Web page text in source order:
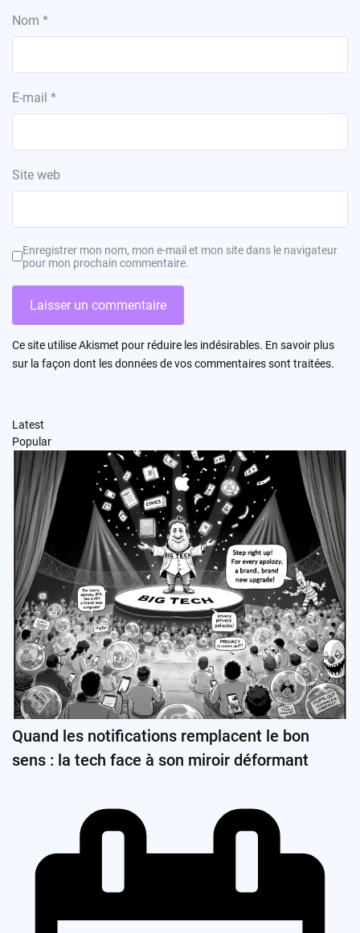
Nom *
E-mail *
Site web
Enregistrer mon nom, mon e-mail et mon site dans le navigateur
pour mon prochain commentaire.
Ce site utilise Akismet pour réduire les indésirables. En savoir plus
sur la façon dont les données de vos commentaires sont traitées.
Latest
Popular
Quand les notifications remplacent le bon
sens : la tech face à son miroir déformant